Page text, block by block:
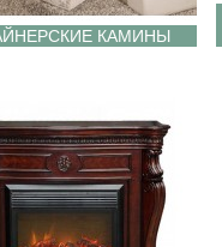
КАМИНЫ